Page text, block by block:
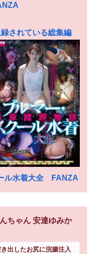
されている総集編
ル水着大全 FANZA
ちゃん 安達ゆみか
出したお尻に浣腸注入